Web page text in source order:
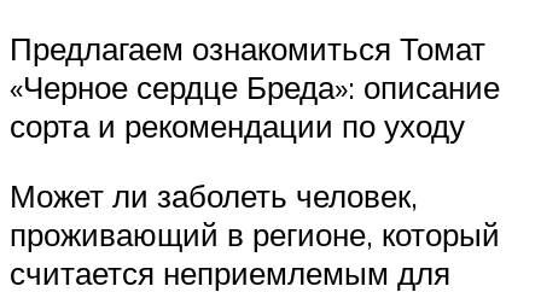
Предлагаем ознакомиться Томат
«Черное сердце Бреда»: описание
сорта и рекомендации по уходу
Может ли заболеть человек,
проживающий в регионе, который
считается неприемлемым для